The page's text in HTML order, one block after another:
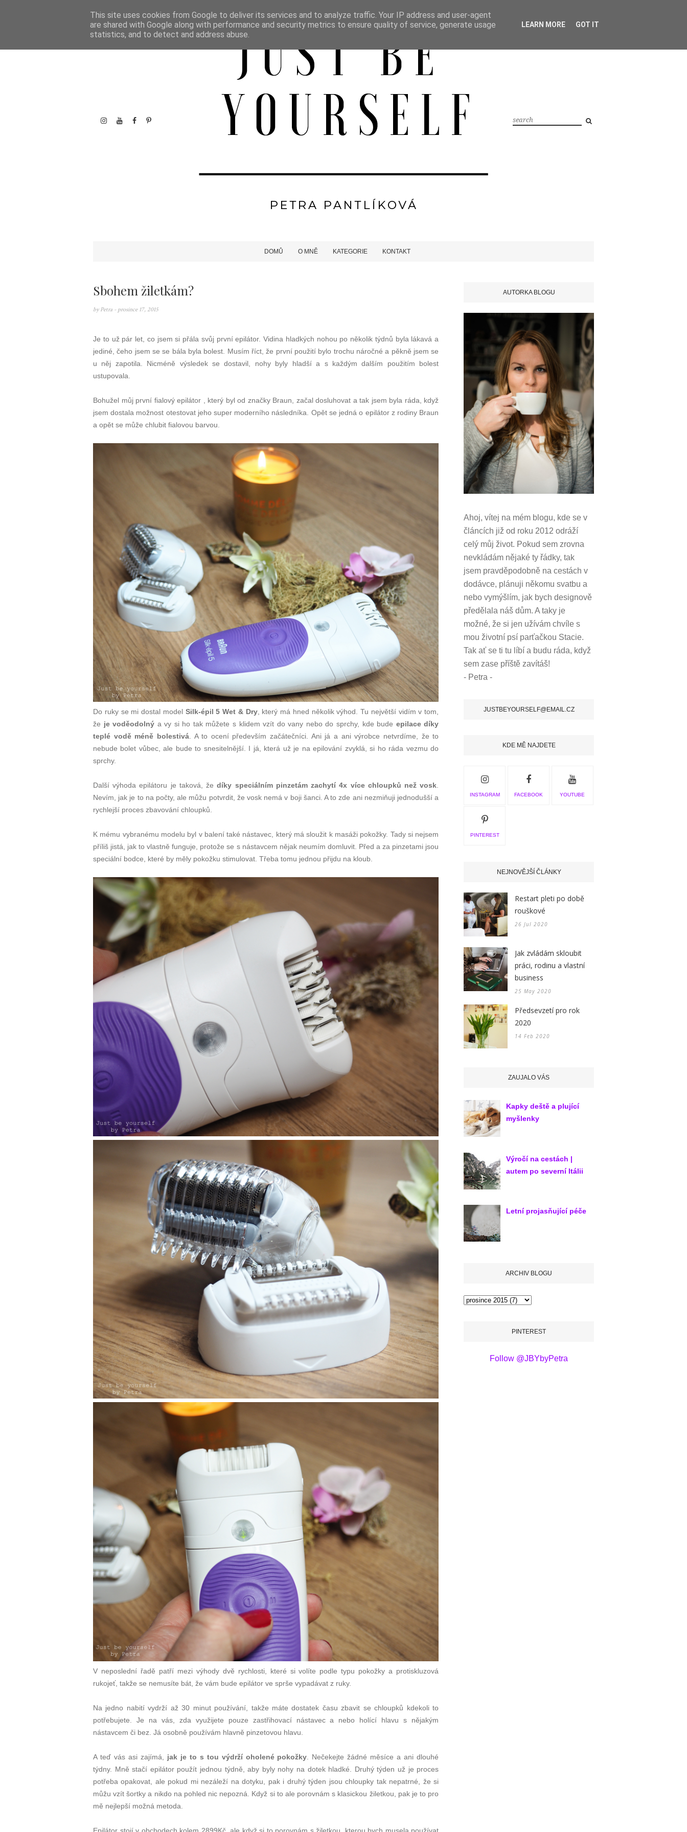
DOMŮ O MNĚ KATEGORIE KONTAKT
Sbohem žiletkám?
by Petra - prosince 17, 2015
Je to už pár let, co jsem si přála svůj první epilátor. Vidina hladkých nohou po několik týdnů byla lákavá a
jediné, čeho jsem se se bála byla bolest. Musím říct, že první použití bylo trochu náročné a pěkně jsem se
u něj zapotila. Nicméně výsledek se dostavil, nohy byly hladší a s každým dalším použitím bolest
ustupovala.
Bohužel můj první fialový epilátor , který byl od značky Braun, začal dosluhovat a tak jsem byla ráda, když
jsem dostala možnost otestovat jeho super moderního následníka. Opět se jedná o epilátor z rodiny Braun
a opět se může chlubit fialovou barvou.
Do ruky se mi dostal model Silk-épil 5 Wet & Dry, který má hned několik výhod. Tu největší vidím v tom,
že je voděodolný a vy si ho tak můžete s klidem vzít do vany nebo do sprchy, kde bude epilace díky
teplé vodě méně bolestivá. A to ocení především začátečníci. Ani já a ani výrobce netvrdíme, že to
nebude bolet vůbec, ale bude to snesitelnější. I já, která už je na epilování zvyklá, si ho ráda vezmu do
sprchy.
Další výhoda epilátoru je taková, žedíky speciálním pinzetám zachytí 4x více chloupků než vosk.
Nevím, jak je to na počty, ale můžu potvrdit, že vosk nemá v boji šanci. A to zde ani nezmiňuji jednodušší a
rychlejší proces zbavování chloupků.
K mému vybranému modelu byl v balení také nástavec, který má sloužit k masáži pokožky. Tady si nejsem
příliš jistá, jak to vlastně funguje, protože se s nástavcem nějak neumím domluvit. Před a za pinzetami jsou
speciální bodce, které by měly pokožku stimulovat. Třeba tomu jednou přijdu na kloub.
V neposlední řadě patří mezi výhody dvě rychlosti, které si volíte podle typu pokožky a protiskluzová
rukojeť, takže se nemusíte bát, že vám bude epilátor ve sprše vypadávat z ruky.
Na jedno nabití vydrží až 30 minut používání, takže máte dostatek času zbavit se chloupků kdekoli to
potřebujete. Je na vás, zda využijete pouze zastřihovací nástavec a nebo holící hlavu s nějakým
nástavcem či bez. Já osobně používám hlavně pinzetovou hlavu.
A teď vás asi zajímá, jak je to s tou výdrží oholené pokožky . Nečekejte žádné měsíce a ani dlouhé
týdny. Mně stačí epilátor použít jednou týdně, aby byly nohy na dotek hladké. Druhý týden už je proces
potřeba opakovat, ale pokud mi nezáleží na dotyku, pak i druhý týden jsou chloupky tak nepatrné, že si
můžu vzít šortky a nikdo na pohled nic nepozná. Když si to ale porovnám s klasickou žiletkou, pak je to pro
mě nejlepší možná metoda.
Epilátor stojí v obchodech kolem 2899Kč, ale když si to porovnám s žiletkou, kterou bych musela používat
AUTORKA BLOGU
Ahoj, vítej na mém blogu, kde se v
článcích již od roku 2012 odráží
celý můj život. Pokud sem zrovna
nevkládám nějaké ty řádky, tak
jsem pravděpodobně na cestách v
dodávce, plánuji někomu svatbu a
nebo vymýšlím, jak bych designově
předělala náš dům.A taky je
možné, že si jen užívám chvíle s
mou životní psí parťačkou Stacie.
Tak ať se ti tu líbí a budu ráda, když
sem zase příště zavítáš!
- Petra -
JUSTBEYOURSELF@EMAIL.CZ
KDE MĚ NAJDETE
INSTAGRAM FACEBOOK YOUTUBE
PINTEREST
NEJNOVĚJŠÍ ČLÁNKY
Restart pleti po době
rouškové
26 Jul 2020
Jak zvládám skloubit
práci, rodinu a vlastní
business
25 May 2020
Předsevzetí pro rok
2020
14 Feb 2020
ZAUJALO VÁS
Kapky deště a plující
myšlenky
Výročí na cestách |
autem po severní Itálii
Letní projasňující péče
ARCHIV BLOGU
PINTEREST
Follow @JBYbyPetra
This site uses cookies from Google to deliver its services and to analyze traffic. Your IP address and user-agent
are shared with Google along with performance and security metrics to ensure quality of service, generate usage
statistics, and to detect and address abuse.
LEARN MORE GOT IT